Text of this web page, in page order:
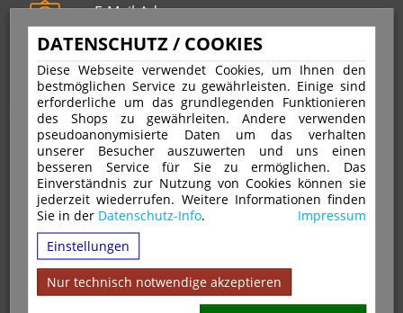
DATENSCHUTZ / COOKIES
Diese Webseite verwendet Cookies, um Ihnen den
bestmöglichen Service zu gewährleisten. Einige sind
erforderliche um das grundlegenden Funktionieren
des Shops zu gewährleiten. Andere verwenden
pseudoanonymisierte Daten um das verhalten
unserer Besucher auszuwerten und uns einen
besseren Service für Sie zu ermöglichen. Das
Einverständnis zur Nutzung von Cookies können sie
jederzeit wiederrufen. Weitere Informationen finden
Sie in der Datenschutz-Info.
Impressum
Einstellungen
Nur technisch notwendige akzeptieren
E-Mail-Adresse
info@stempelfritz.de
Telefon
0221 677 812 08
Über uns
VERTRAG WIDERRUFEN
IMPRESSUM
DATENSCHUTZ
WIDERRUFSRECHT
AGB
VERSAND & ZAHLUNGSARTEN
WARENKORB
MAGAZIN